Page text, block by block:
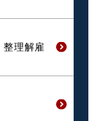
整理解雇